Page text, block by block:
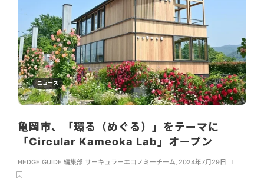
ニュース
亀岡市、「環る（めぐる）」をテーマに
「Circular Kameoka Lab」オープン
HEDGE GUIDE 編集部 サーキュラーエコノミーチーム 2024年7月29日